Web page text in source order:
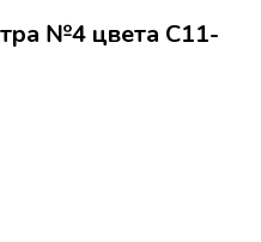
№4 цвета С11-